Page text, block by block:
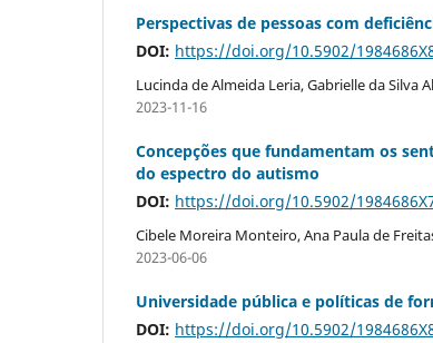
Perspectivas de pessoas com
DOI: https://doi.org/10.5902/
Lucinda de Almeida Leria, Gabrielle da Silva
2023-11-16
Concepções que fundamentam os
do espectro do autismo
DOI: https://doi.org/10.5902/
Cibele Moreira Monteiro, Ana Paula de
2023-06-06
Universidade pública e políticas de
DOI: https://doi.org/10.5902/